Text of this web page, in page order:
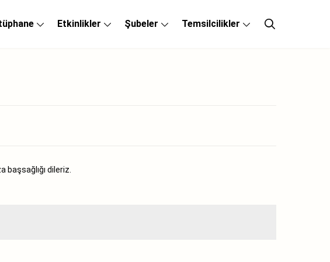
Etkinlikler Şubeler Temsilcilikler
dileriz.